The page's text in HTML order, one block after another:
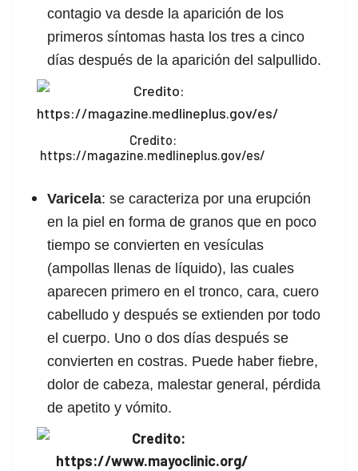
panel
panel
panel
panel
panel
panel
panel
panel
panel
panel
contagio va desde la aparición de los
primeros síntomas hasta los tres a cinco
días después de la aparición del salpullido.
Credito:
https://magazine.medlineplus.gov/es/
Varicela: se caracteriza por una erupción
en la piel en forma de granos que en poco
tiempo se convierten en vesículas
(ampollas llenas de líquido), las cuales
aparecen primero en el tronco, cara, cuero
cabelludo y después se extienden por todo
el cuerpo. Uno o dos días después se
convierten en costras. Puede haber fiebre,
dolor de cabeza, malestar general, pérdida
de apetito y vómito.